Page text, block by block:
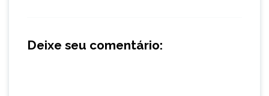
Deixe seu comentário: